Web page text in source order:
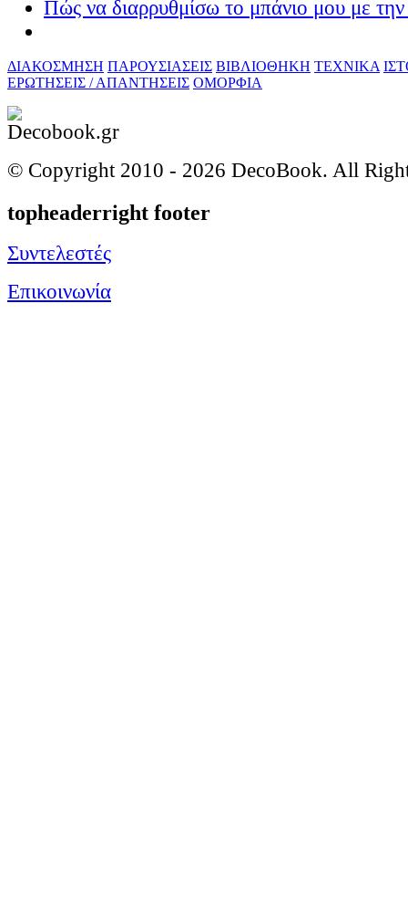
Πώς να διαρρυθμίσω το μπάνιο μου με την
ΔΙΑΚΟΣΜΗΣΗ ΠΑΡΟΥΣΙΑΣΕΙΣ ΒΙΒΛΙΟΘΗΚΗ ΤΕΧΝΙΚΑ
ΕΡΩΤΗΣΕΙΣ / ΑΠΑΝΤΗΣΕΙΣ ΟΜΟΡΦΙΑ
© Copyright 2010 - 2026 DecoBook. All
topheaderright footer
Συντελεστές
Επικοινωνία